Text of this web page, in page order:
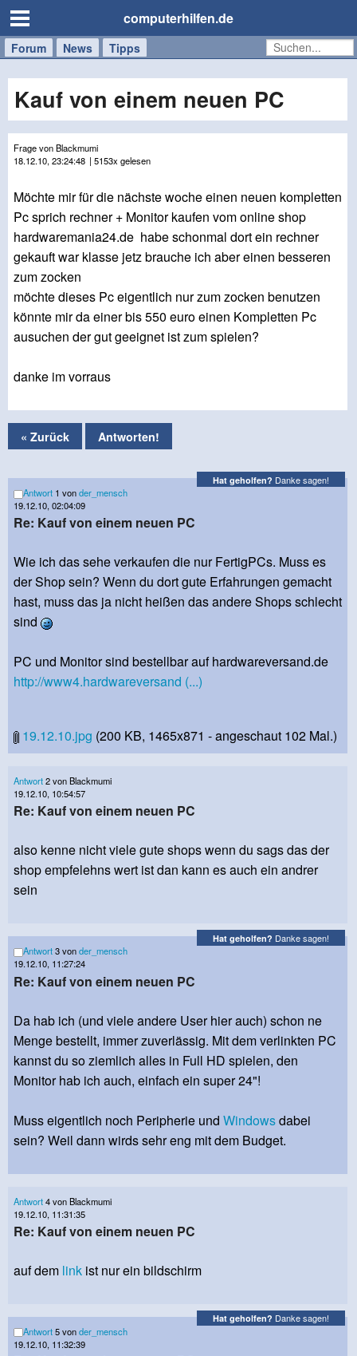
computerhilfen.de
Forum News Tipps
Handy
Tablet
Windows
Mac
Kauf von einem neuen PC
Frage von Blackmumi
18.12.10, 23:24:48 | 5153x gelesen
Möchte mir für die nächste woche einen neuen kompletten
Pc sprich rechner + Monitor kaufen vom online shop
hardwaremania24.de habe schonmal dort ein rechner
gekauft war klasse jetz brauche ich aber einen besseren
zum zocken
möchte dieses Pc eigentlich nur zum zocken benutzen
könnte mir da einer bis 550 euro einen Kompletten Pc
ausuchen der gut geeignet ist zum spielen?
danke im vorraus
« Zurück Antworten!
Hat geholfen? Danke sagen!
Antwort 1 vonder_mensch
19.12.10, 02:04:09
Re: Kauf von einem neuen PC
Wie ich das sehe verkaufen die nur FertigPCs. Muss es
der Shop sein? Wenn du dort gute Erfahrungen gemacht
hast, muss das ja nicht heißen das andere Shops schlecht
sind
PC und Monitor sind bestellbar auf hardwareversand.de
http://www4.hardwareversand (...)
19.12.10.jpg (200 KB, 1465x871 - angeschaut 102 Mal.)
Antwort2 von Blackmumi
19.12.10, 10:54:57
Re: Kauf von einem neuen PC
also kenne nicht viele gute shops wenn du sags das der
shop empfelehns wert ist dan kann es auch ein andrer
sein
Hat geholfen? Danke sagen!
Antwort3 vonder_mensch
19.12.10, 11:27:24
Re: Kauf von einem neuen PC
Da hab ich (und viele andere User hier auch) schon ne
Menge bestellt, immer zuverlässig. Mit dem verlinkten PC
kannst du so ziemlich alles in Full HD spielen, den
Monitor hab ich auch, einfach ein super 24"!
Muss eigentlich noch Peripherie und Windowsdabei
sein? Weil dann wirds sehr eng mit dem Budget.
Antwort4 von Blackmumi
19.12.10, 11:31:35
Re: Kauf von einem neuen PC
auf dem link ist nur ein bildschirm
Hat geholfen? Danke sagen!
Antwort5 vonder_mensch
19.12.10, 11:32:39